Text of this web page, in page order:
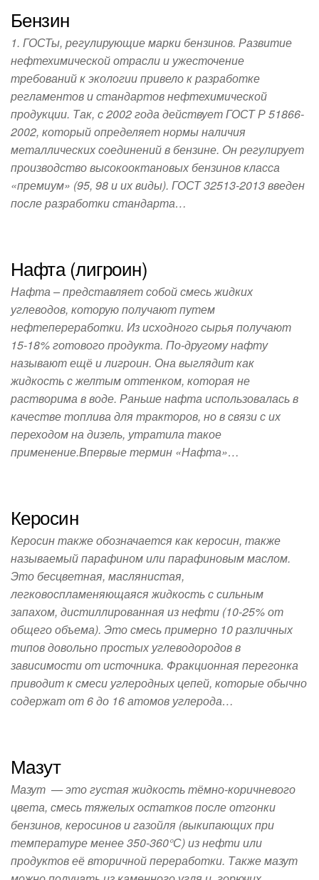
Бензин
1. ГОСТы, регулирующие марки бензинов. Развитие
нефтехимической отрасли и ужесточение
требований к экологии привело к разработке
регламентов и стандартов нефтехимической
продукции. Так, с 2002 года действует ГОСТ Р 51866-
2002, который определяет нормы наличия
металлических соединений в бензине. Он регулирует
производство высокооктановых бензинов класса
«премиум» (95, 98 и их виды). ГОСТ 32513-2013 введен
после разработки стандарта…
Нафта (лигроин)
Нафта – представляет собой смесь жидких
углеводов, которую получают путем
нефтепереработки. Из исходного сырья получают
15-18% готового продукта. По-другому нафту
называют ещё и лигроин. Она выглядит как
жидкость с желтым оттенком, которая не
растворима в воде. Раньше нафта использовалась в
качестве топлива для тракторов, но в связи с их
переходом на дизель, утратила такое
применение.Впервые термин «Нафта»…
Керосин
Керосин также обозначается как керосин, также
называемый парафином или парафиновым маслом.
Это бесцветная, маслянистая,
легковоспламеняющаяся жидкость с сильным
запахом, дистиллированная из нефти (10-25% от
общего объема). Это смесь примерно 10 различных
типов довольно простых углеводородов в
зависимости от источника. Фракционная перегонка
приводит к смеси углеродных цепей, которые обычно
содержат от 6 до 16 атомов углерода…
Мазут
Мазут — это густая жидкость тёмно-коричневого
цвета, смесь тяжелых остатков после отгонки
бензинов, керосинов и газойля (выкипающих при
температуре менее 350-360°С) из нефти или
продуктов её вторичной переработки. Также мазут